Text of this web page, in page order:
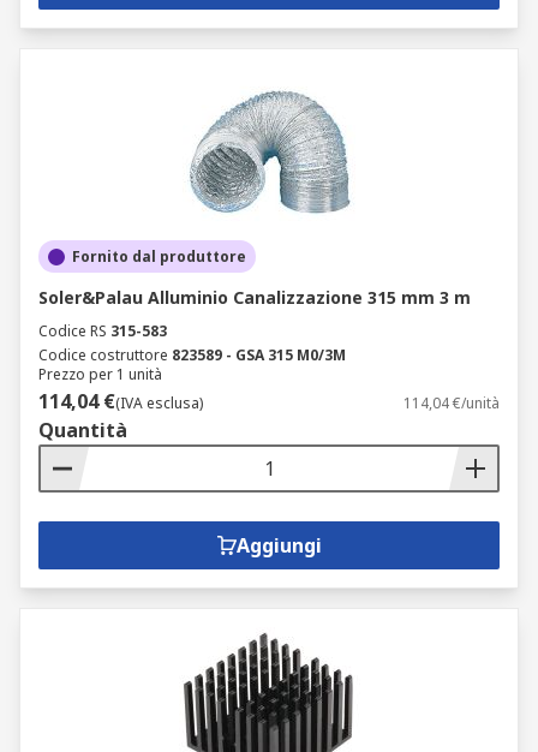
Fornito dal produttore
Soler&Palau Alluminio Canalizzazione 315 mm 3 m
Codice RS 315-583
Codice costruttore 823589 - GSA 315 M0/3M
Prezzo per 1 unità
114,04 €(IVA esclusa) 114,04 €/unità
Quantità
Aggiungi